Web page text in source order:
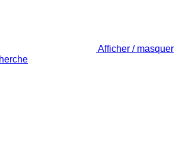
Afficher / masquer